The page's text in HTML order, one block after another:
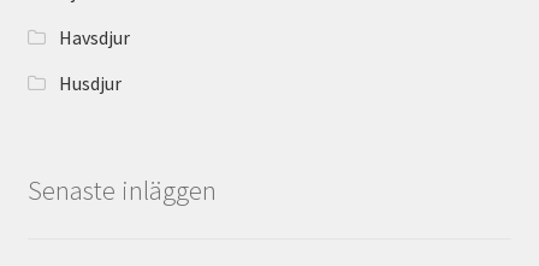
Havsdjur
Husdjur
Senaste inläggen